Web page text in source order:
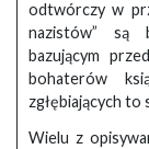
odtwórczy w
nazistów” są
bazującym
bohaterów
zgłębiających
Wielu z